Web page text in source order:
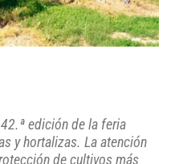
edición de la feria
y hortalizas. La atención
de cultivos más